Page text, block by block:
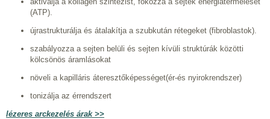
(ATP).
újrastrukturálja és átalakítja a szubkután rétegeket (fibroblastok).
szabályozza a sejten belüli és sejten kívüli struktúrák közötti
kölcsönös áramlásokat
növeli a kapilláris áteresztőképességet(ér-és nyirokrendszer)
tonizálja az érrendszert
lézeres arckezelés árak >>